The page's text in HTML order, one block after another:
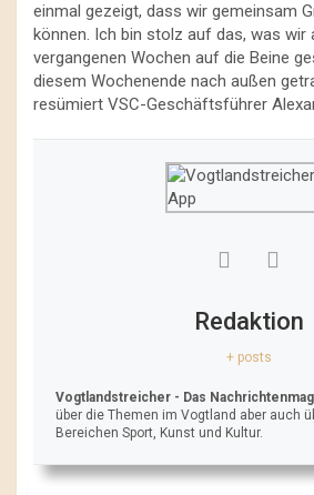
einmal gezeigt, dass wir gemeinsam
können. Ich bin stolz auf das, was wir
vergangenen Wochen auf die Beine
diesem Wochenende nach außen
resümiert VSC-Geschäftsführer
Redaktion
+ posts
Vogtlandstreicher - Das
über die Themen im Vogtland aber auch
Bereichen Sport, Kunst und Kultur.